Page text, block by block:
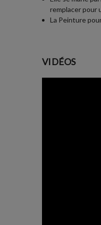
remplacer pour
La Peinture
VIDÉOS